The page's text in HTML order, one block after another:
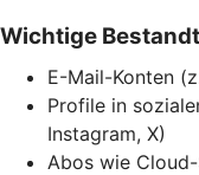
Wichtige
E-Mail-Konten
Profile in
Instagram, X)
Abos wie